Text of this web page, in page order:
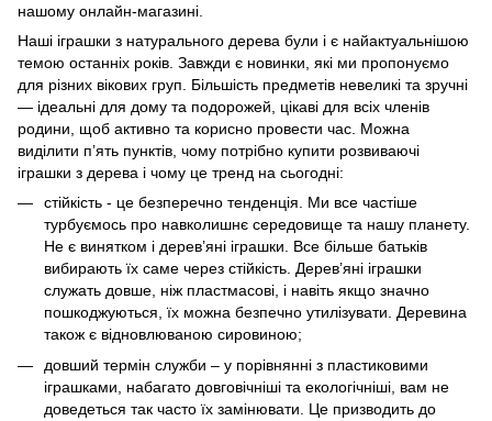
нашому онлайн-магазині.
Наші іграшки з натурального дерева були і є найактуальнішою
темою останніх років. Завжди є новинки, які ми пропонуємо
для різних вікових груп. Більшість предметів невеликі та зручні
— ідеальні для дому та подорожей, цікаві для всіх членів
родини, щоб активно та корисно провести час. Можна
виділити п’ять пунктів, чому потрібно купити розвиваючі
іграшки з дерева і чому це тренд на сьогодні:
стійкість - це безперечно тенденція. Ми все частіше
турбуємось про навколишнє середовище та нашу планету.
Не є винятком і дерев’яні іграшки. Все більше батьків
вибирають їх саме через стійкість. Дерев’яні іграшки
служать довше, ніж пластмасові, і навіть якщо значно
пошкоджуються, їх можна безпечно утилізувати. Деревина
також є відновлюваною сировиною;
довший термін служби – у порівнянні з пластиковими
іграшками, набагато довговічніші та екологічніші, вам не
доведеться так часто їх замінювати. Це призводить до